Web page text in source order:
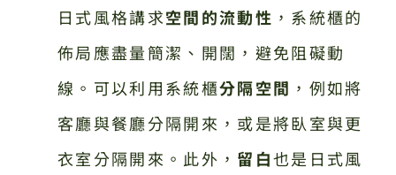
日式風格講求空間的流動性 ，系統櫃的
佈局應盡量簡潔、開闊，避免阻礙動
線。可以利用系統櫃分隔空間 ，例如將
客廳與餐廳分隔開來，或是將臥室與更
衣室分隔開來。此外， 留白也是日式風